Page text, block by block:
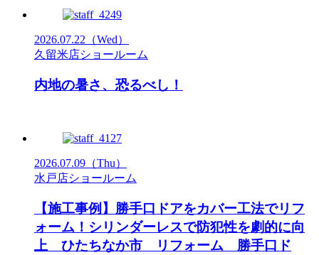
2026.07.22 （Wed）
久留米店ショールーム
内地の暑さ、恐るべし！
2026.07.09 （Thu）
水戸店ショールーム
【施工事例】勝手口ドアをカバー工法でリフ
ォーム！シリンダーレスで防犯性を劇的に向
上 ひたちなか市 リフォーム 勝手口ド